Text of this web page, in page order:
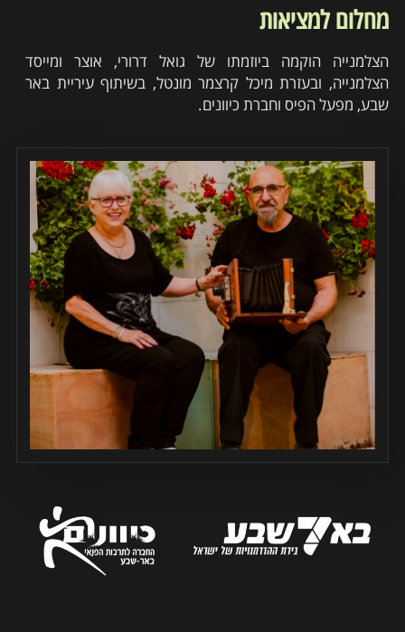
מחלום למציאות
הצלמנייה הוקמה ביוזמתו של גואל דרורי, אוצר ומייסד
הצלמנייה, ובעזרת מיכל קרצמר מונטל, בשיתוף עיריית באר
שבע, מפעל הפיס וחברת כיוונים.